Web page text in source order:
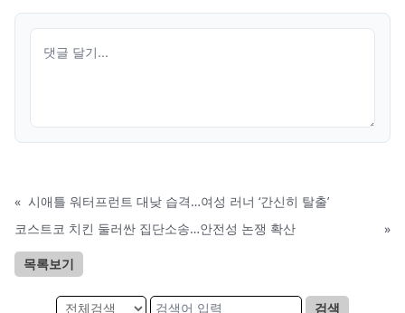
« 시애틀 워터프런트 대낮 습격…여성 러너 ‘간신히 탈출’
코스트코 치킨 둘러싼 집단소송…안전성 논쟁 확산
»
목록보기
검색